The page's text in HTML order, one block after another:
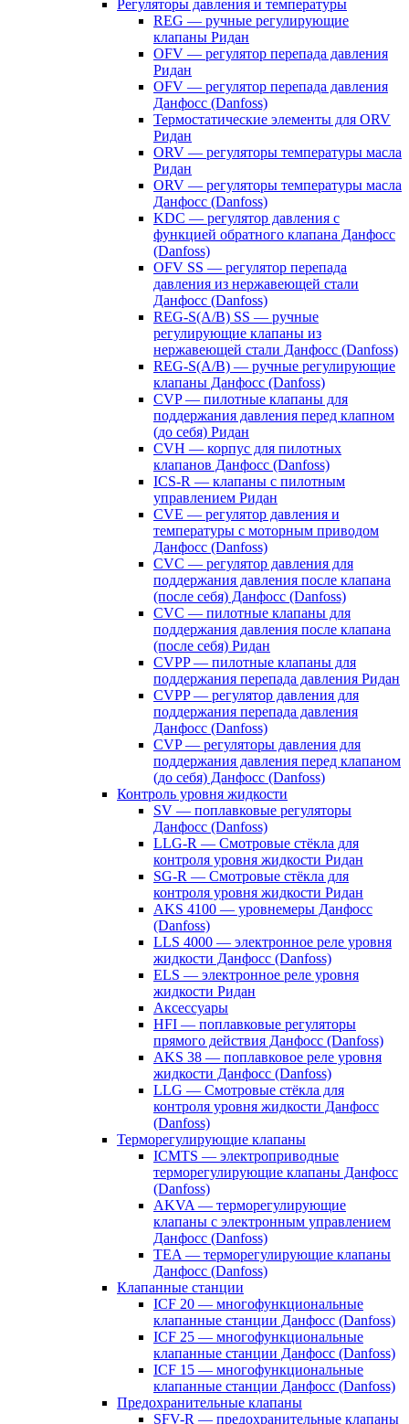
Регуляторы давления и температуры
REG — ручные регулирующие
клапаны Ридан
OFV — регулятор перепада давления
Ридан
OFV — регулятор перепада давления
Данфосс (Danfoss)
Термостатические элементы для ORV
Ридан
ORV — регуляторы температуры масла
Ридан
ORV — регуляторы температуры масла
Данфосс (Danfoss)
KDC — регулятор давления с
функцией обратного клапана Данфосс
(Danfoss)
OFV SS — регулятор перепада
давления из нержавеющей стали
Данфосс (Danfoss)
REG-S(A/B) SS — ручные
регулирующие клапаны из
нержавеющей стали Данфосс (Danfoss)
REG-S(A/B) — ручные регулирующие
клапаны Данфосс (Danfoss)
CVP — пилотные клапаны для
поддержания давления перед клапном
(до себя) Ридан
CVH — корпус для пилотных
клапанов Данфосс (Danfoss)
ICS-R — клапаны с пилотным
управлением Ридан
CVE — регулятор давления и
температуры с моторным приводом
Данфосс (Danfoss)
CVС — регулятор давления для
поддержания давления после клапана
(после себя) Данфосс (Danfoss)
CVС — пилотные клапаны для
поддержания давления после клапана
(после себя) Ридан
CVPP — пилотные клапаны для
поддержания перепада давления Ридан
CVPP — регулятор давления для
поддержания перепада давления
Данфосс (Danfoss)
CVP — регуляторы давления для
поддержания давления перед клапаном
(до себя) Данфосс (Danfoss)
Контроль уровня жидкости
SV — поплавковые регуляторы
Данфосс (Danfoss)
LLG-R — Смотровые стёкла для
контроля уровня жидкости Ридан
SG-R — Смотровые стёкла для
контроля уровня жидкости Ридан
AKS 4100 — уровнемеры Данфосс
(Danfoss)
LLS 4000 — электронное реле уровня
жидкости Данфосс (Danfoss)
ELS — электронное реле уровня
жидкости Ридан
Аксессуары
HFI — поплавковые регуляторы
прямого действия Данфосс (Danfoss)
AKS 38 — поплавковое реле уровня
жидкости Данфосс (Danfoss)
LLG — Смотровые стёкла для
контроля уровня жидкости Данфосс
(Danfoss)
Терморегулирующие клапаны
ICMTS — электроприводные
терморегулирующие клапаны Данфосс
(Danfoss)
AKVA — терморегулирующие
клапаны с электронным управлением
Данфосс (Danfoss)
TEA — терморегулирующие клапаны
Данфосс (Danfoss)
Клапанные станции
ICF 20 — многофункциональные
клапанные станции Данфосс (Danfoss)
ICF 25 — многофункциональные
клапанные станции Данфосс (Danfoss)
ICF 15 — многофункциональные
клапанные станции Данфосс (Danfoss)
Предохранительные клапаны
SFV-R — предохранительные клапаны